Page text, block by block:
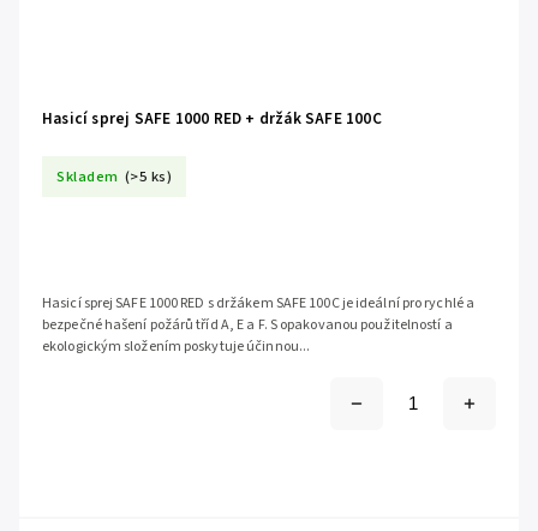
Hasicí sprej SAFE 1000 RED + držák SAFE 100C
Skladem (>5 ks)
Hasicí sprej SAFE 1000 RED s držákem SAFE 100C je ideální pro rychlé a
bezpečné hašení požárů tříd A, E a F. S opakovanou použitelností a
ekologickým složením poskytuje účinnou...